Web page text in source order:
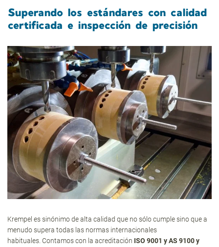
Superando los estándares con calidad
certificada e inspección de precisión
Krempel es sinónimo de alta calidad que no sólo cumple sino que a
menudo supera todas las normas internacionales
habituales. Contamos con la acreditación ISO 9001 y AS 9100 y